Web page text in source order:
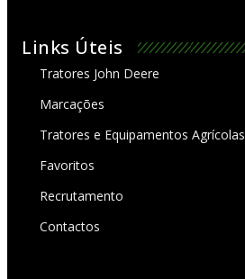
Links Úteis
Tratores John Deere
Marcações
Tratores e Equipamentos
Favoritos
Recrutamento
Contactos